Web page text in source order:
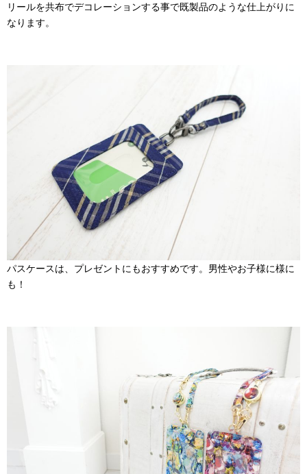
リールを共布でデコレーションする事で既製品のような仕上がりに
なります。
パスケースは、プレゼントにもおすすめです。男性やお子様に様に
も！